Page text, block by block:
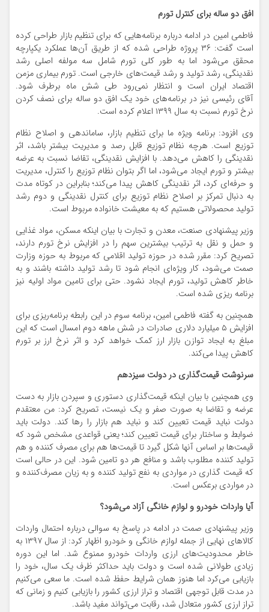
افق دو ساله برای کنترل تورم
فاطمی امین در ادامه درباره برنامه‌هایی که برای تنظیم بازار طراحی کرده
است گفت: ۳۶ پروژه طراحی شده که از طریق آن‌ها عملکرد یکپارچه
محقق می‌شود اما به طور کلی تورم شامل سه مولفه اصلی رشد
نقدینگی، رشد تولید و رشد قیمت‌های خارجی است. تورم بیماری مزمن
اقتصاد ایران است و انتظار نمی‌رود طی شش ماه برطرف شود.
آقای رئیسی نیز در برنامه‌های خود یک افق دو ساله برای نصف کردن
نرخ تورم نسبت به سال ۱۳۹۹ اعلام کرده است.
وی افزود: برنامه ویژه ما برای تنظیم بازار، ساماندهی و اصلاح نظام
توزیع است‌. هرچه نظام توزیع قابل رصد و مدیریت بیشتر باشد، اثر
نقدینگی را کاهش می‌دهد. با افزایش نقدینگی، تقاضا نسبت به عرضه
بیشتر و تورم ایجاد می‌شود، اما اگر بتوان نظام توزیع را کنترل، مدیریت
و حرفه‌ای کرد، اثر نقدینگی کاهش پیدا می‌کند؛ بنابراین در کوتاه مدت
به دنبال تمرکز بر اصلاح نظام توزیع برای کنترل نقدینگی و دوم رشد
تولید محصولاتی هستیم که به معیشت خانواده مربوط است.
وزیر پیشنهادی صنعت، معدن و تجارت با بیان اینکه مسکن، مواد غذایی
و حمل و نقل به ترتیب بیشترین سهم را در افزایش نرخ تورم دارند،
تصریح کرد: مقرر شده در حوزه تولید اقلامی که مربوط به حوزه وزارت
صمت می‌شود، کار ویژه‌ای انجام شود تا رشد تولید داشته باشند و به
خاطر کاهش تولید، تورم ایجاد نشود. حتی برای تامین مواد اولیه نیز
برنامه ریزی شده است.
همچنین به گفته فاطمی امین، برنامه سوم در این رابطه برنامه‌ریزی برای
افزایش ۵ میلیارد دلاری صادرات در شش ماهه دوم امسال است که این
مبلغ به ایجاد توازن بازار ارز کمک خواهد کرد و اثر نرخ ارز بر تورم
کاهش پیدا می‌کند.
سرنوشت قیمت‌گذاری در دولت سیزدهم
وی همچنین با بیان اینکه قیمت‌گذاری دستوری و سپردن بازار به دست
عرضه و تقاضا به صورت صفر و یک نیست، تصریح کرد: من معتقدم
دولت نباید قیمت تعیین کند و نباید هم بازار را رها کند. دولت باید
ضوابط و ساختار برای قیمت تعیین کند؛ یعنی قواعدی مشخص شود که
قیمت‌ها بر اساس آنها شکل گیرد تا قیمت‌ها هم برای مصرف کننده و هم
تولید کننده مطلوب باشد و منافع هر دو تامین شود. این در حالی است
که قیمت گذاری در مواردی به نفع تولید کننده و به زیان مصرف‌کننده و
در مواردی برعکس است.
آیا واردات خودرو و لوازم خانگی آزاد می‌شود؟
وزیر پیشنهادی صمت در ادامه در پاسخ به سوالی درباره احتمال واردات
کالاهای نهایی از جمله لوازم خانگی و خودرو اظهار کرد: از سال ۱۳۹۷ به
خاطر محدودیت‌های ارزی واردات خودرو ممنوع شد. اما این دوره
زیادی طولانی شده است و دولت باید حداکثر ظرف یک سال، خود را
بازیابی می‌کرد اما هنوز همان شرایط حفظ شده است. ما سعی می‌کنیم
در مدت قابل توجهی اقتصاد و تراز ارزی کشور را بازیابی کنیم و زمانی که
تراز ارزی کشور متعادل شد، رقابت می‌تواند مفید باشد.